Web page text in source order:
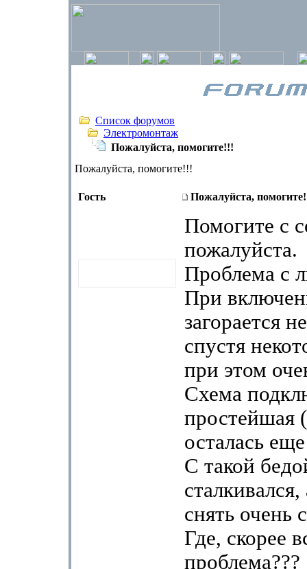
Список форумов
Электромонтаж
Пожалуйста, помогите!!!
Пожалуйста, помогите!!!
Гость Пожалуйста,
Помогите с
пожалуйста.
Проблема с
При
загорается
спустя
при этом
Схема
простейшая
осталась
С такой
снять очень
Где, скорее
проблема???